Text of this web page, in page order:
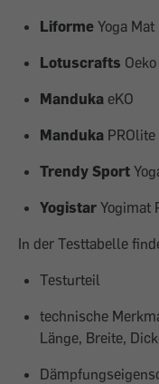
Liforme Yoga Mat
Lotuscrafts Oeko
Manduka eKO
Manduka PROlite
Trendy Sport
Yogistar Yogimat
In der Testtabelle
Testurteil
technische
Länge, Breite,